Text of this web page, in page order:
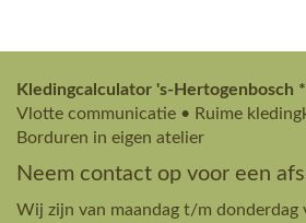
Kledingcalculator 's-Hertogenbosch
Vlotte communicatie • Ruime
Borduren in eigen atelier
Neem contact op voor een
Wij zijn van maandag t/m donderdag